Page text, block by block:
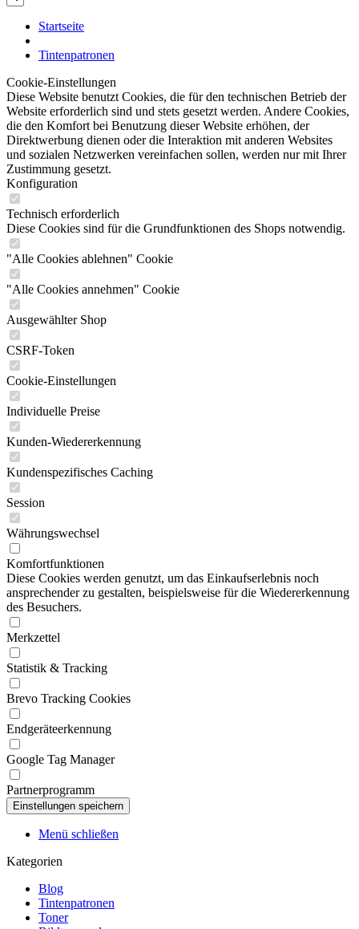
Startseite
Tintenpatronen
Cookie-Einstellungen
Diese Website benutzt Cookies, die für den technischen Betrieb der
Website erforderlich sind und stets gesetzt werden. Andere Cookies,
die den Komfort bei Benutzung dieser Website erhöhen, der
Direktwerbung dienen oder die Interaktion mit anderen Websites
und sozialen Netzwerken vereinfachen sollen, werden nur mit Ihrer
Zustimmung gesetzt.
Konfiguration
Technisch erforderlich
Diese Cookies sind für die Grundfunktionen des Shops notwendig.
"Alle Cookies ablehnen" Cookie
"Alle Cookies annehmen" Cookie
Ausgewählter Shop
CSRF-Token
Cookie-Einstellungen
Individuelle Preise
Kunden-Wiedererkennung
Kundenspezifisches Caching
Session
Währungswechsel
Komfortfunktionen
Diese Cookies werden genutzt, um das Einkaufserlebnis noch
ansprechender zu gestalten, beispielsweise für die Wiedererkennung
des Besuchers.
Merkzettel
Statistik & Tracking
Brevo Tracking Cookies
Endgeräteerkennung
Google Tag Manager
Partnerprogramm
Menü schließen
Kategorien
Blog
Tintenpatronen
Toner